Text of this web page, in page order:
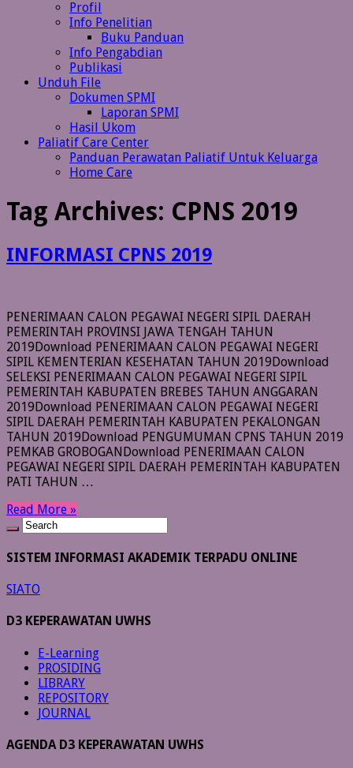
Profil
Info Penelitian
Buku Panduan
Info Pengabdian
Publikasi
Unduh File
Dokumen SPMI
Laporan SPMI
Hasil Ukom
Paliatif Care Center
Panduan Perawatan Paliatif Untuk Keluarga
Home Care
Tag Archives: CPNS 2019
INFORMASI CPNS 2019
PENERIMAAN CALON PEGAWAI NEGERI SIPIL DAERAH
PEMERINTAH PROVINSI JAWA TENGAH TAHUN
2019Download PENERIMAAN CALON PEGAWAI NEGERI
SIPIL KEMENTERIAN KESEHATAN TAHUN 2019Download
SELEKSI PENERIMAAN CALON PEGAWAI NEGERI SIPIL
PEMERINTAH KABUPATEN BREBES TAHUN ANGGARAN
2019Download PENERIMAAN CALON PEGAWAI NEGERI
SIPIL DAERAH PEMERINTAH KABUPATEN PEKALONGAN
TAHUN 2019Download PENGUMUMAN CPNS TAHUN 2019
PEMKAB GROBOGANDownload PENERIMAAN CALON
PEGAWAI NEGERI SIPIL DAERAH PEMERINTAH KABUPATEN
PATI TAHUN …
Read More »
SISTEM INFORMASI AKADEMIK TERPADU ONLINE
SIATO
D3 KEPERAWATAN UWHS
E-Learning
PROSIDING
LIBRARY
REPOSITORY
JOURNAL
AGENDA D3 KEPERAWATAN UWHS